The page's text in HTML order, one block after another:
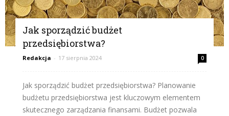
Jak sporządzić budżet
przedsiębiorstwa?
Redakcja - 17 sierpnia 2024 0
Jak sporządzić budżet przedsiębiorstwa? Planowanie
budżetu przedsiębiorstwa jest kluczowym elementem
skutecznego zarządzania finansami. Budżet pozwala